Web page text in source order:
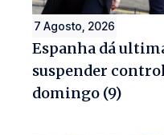
7 Agosto, 2026
Espanha dá
suspender
domingo (9)